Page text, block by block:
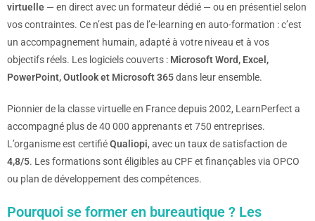
virtuelle — en direct avec un formateur dédié — ou en présentiel selon
vos contraintes. Ce n’est pas de l’e-learning en auto-formation : c’est
un accompagnement humain, adapté à votre niveau et à vos
objectifs réels. Les logiciels couverts : Microsoft Word, Excel,
PowerPoint, Outlook et Microsoft 365dans leur ensemble.
Pionnier de la classe virtuelle en France depuis 2002, LearnPerfect a
accompagné plus de 40 000 apprenants et 750 entreprises.
L’organisme est certifiéQualiopi, avec un taux de satisfaction de
4,8/5. Les formations sont éligibles au CPF et finançables via OPCO
ou plan de développement des compétences.
Pourquoi se former en bureautique ? Les